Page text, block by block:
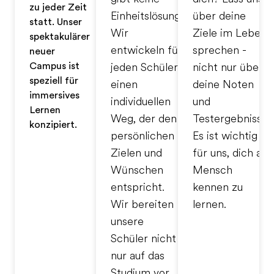
zu jeder Zeit
statt. Unser
spektakulärer
neuer
Campus ist
speziell für
immersives
Lernen
konzipiert.
Einheitslösung.
Wir
entwickeln für
jeden Schüler
einen
individuellen
Weg, der den
persönlichen
Zielen und
Wünschen
entspricht.
Wir bereiten
unsere
Schüler nicht
nur auf das
über deine
Ziele im Leben
sprechen -
nicht nur über
deine Noten
und
Testergebnisse.
Es ist wichtig
für uns, dich als
Mensch
kennen zu
lernen.